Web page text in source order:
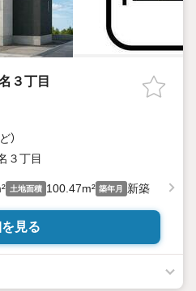
３丁目
）
３丁目
土地面積 100.47m² 築年月 新築
見る